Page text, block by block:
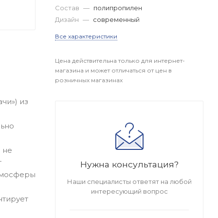
из
не
Состав — полипропилен
Дизайн — современный
Все характеристики
Цена действительна только для интернет-
магазина и может отличаться от цен в
розничных магазинах
Нужна консультация?
Наши специалисты ответят на любой
интересующий вопрос